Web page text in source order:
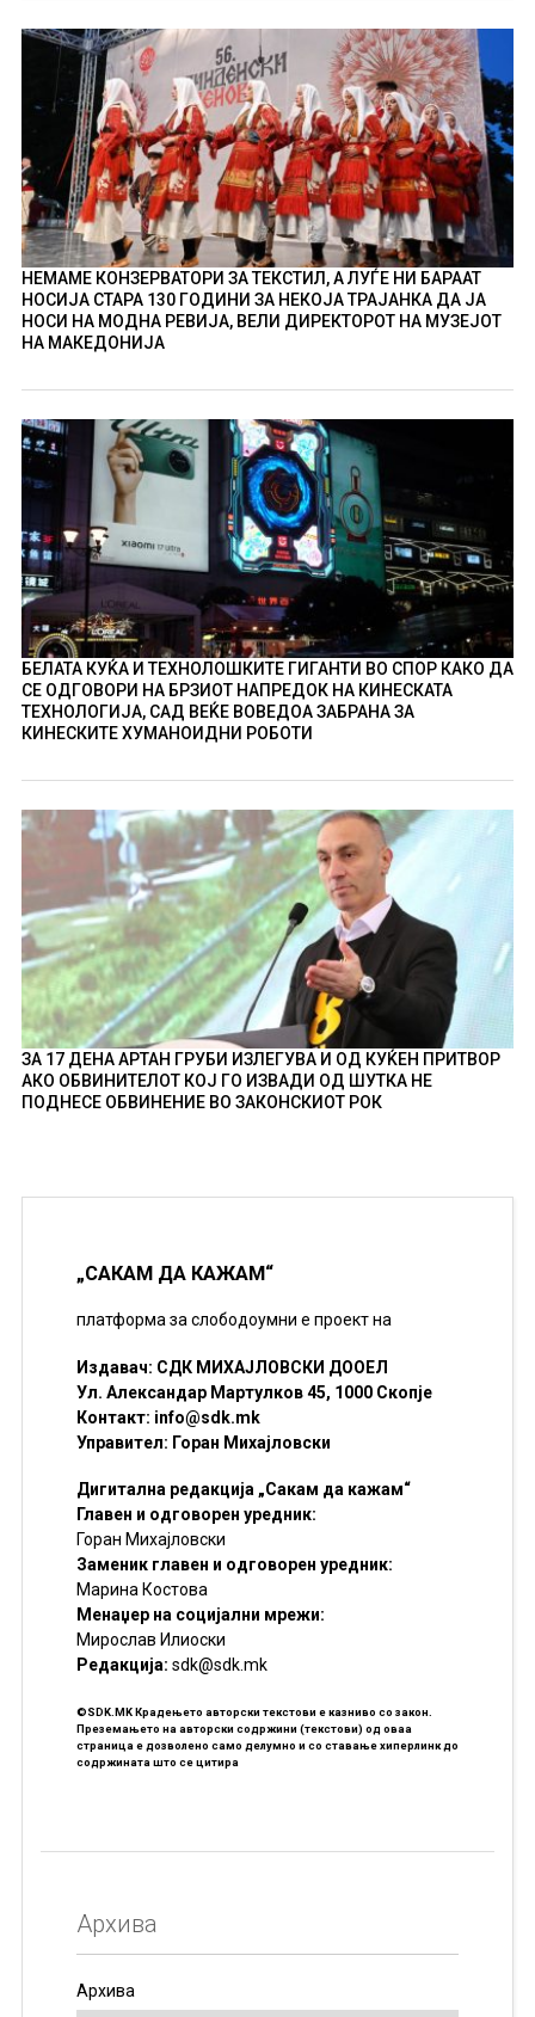
НЕМАМЕ КОНЗЕРВАТОРИ ЗА ТЕКСТИЛ, А ЛУЃЕ НИ БАРААТ
НОСИЈА СТАРА 130 ГОДИНИ ЗА НЕКОЈА ТРАЈАНКА ДА ЈА
НОСИ НА МОДНА РЕВИЈА, ВЕЛИ ДИРЕКТОРОТ НА МУЗЕЈОТ
НА МАКЕДОНИЈА
БЕЛАТА КУЌА И ТЕХНОЛОШКИТЕ ГИГАНТИ ВО СПОР КАКО ДА
СЕ ОДГОВОРИ НА БРЗИОТ НАПРЕДОК НА КИНЕСКАТА
ТЕХНОЛОГИЈА, САД ВЕЌЕ ВОВЕДОА ЗАБРАНА ЗА
КИНЕСКИТЕ ХУМАНОИДНИ РОБОТИ
ЗА 17 ДЕНА АРТАН ГРУБИ ИЗЛЕГУВА И ОД КУЌЕН ПРИТВОР
АКО ОБВИНИТЕЛОТ КОЈ ГО ИЗВАДИ ОД ШУТКА НЕ
ПОДНЕСЕ ОБВИНЕНИЕ ВО ЗАКОНСКИОТ РОК
„САКАМ ДА КАЖАМ“
платформа за слободоумни е проект на
Издавач: СДК МИХАЈЛОВСКИ ДООЕЛ
Ул. Александар Мартулков 45, 1000 Скопје
Контакт: info@sdk.mk
Управител: Горан Михајловски
Дигитална редакција „Сакам да кажам“
Главен и одговорен уредник:
Горан Михајловски
Заменик главен и одговорен уредник:
Марина Костова
Менаџер на социјални мрежи:
Мирослав Илиоски
Редакцијa: sdk@sdk.mk
©SDK.MK Крадењето авторски текстови е казниво со закон.
Преземањето на авторски содржини (текстови) од оваа
страница е дозволено само делумно и со ставање хиперлинк до
содржината што се цитира
Архива
Архива